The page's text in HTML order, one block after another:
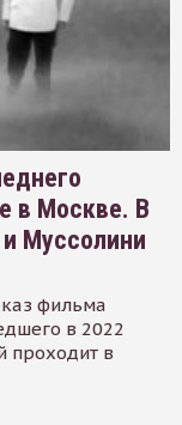
в Москве. В
Муссолини
фильма
в 2022
проходит в